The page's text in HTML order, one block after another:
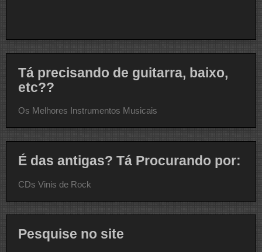
Tá precisando de guitarra, baixo,
etc??
Os Melhores Instrumentos Musicais
É das antigas? Tá Procurando por:
CDs Vinis de Rock
Pesquise no site